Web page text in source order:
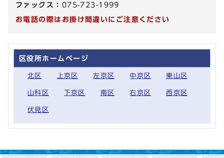
ファックス： 075-723-1999
お電話の際はお掛け間違いにご注意ください
区役所ホームページ
北区 上京区 左京区 中京区 東山区
山科区 下京区 南区 右京区 西京区
伏見区